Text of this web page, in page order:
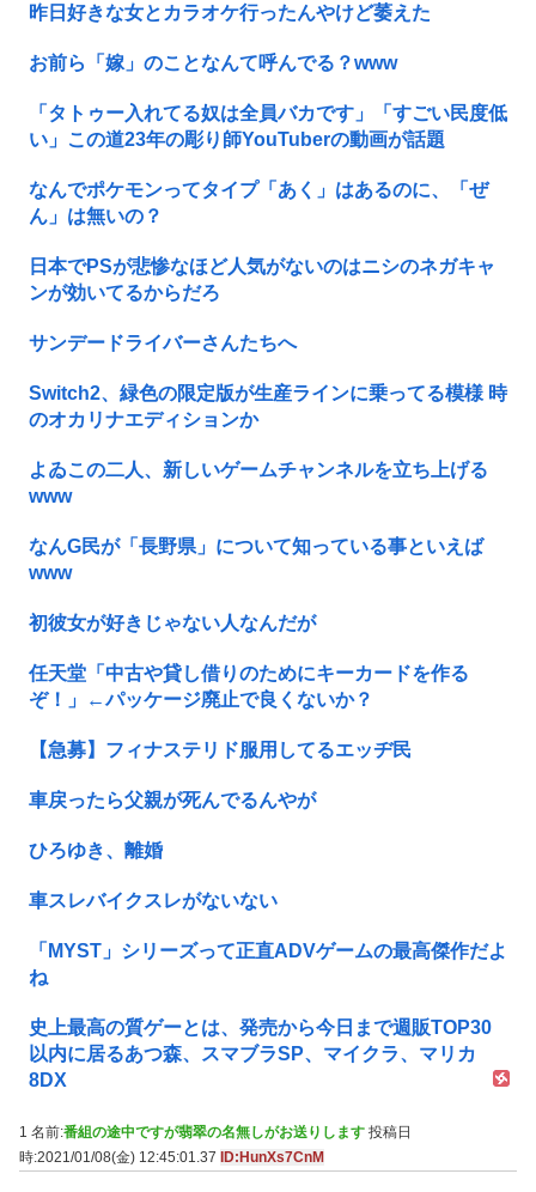
昨日好きな女とカラオケ行ったんやけど萎えた
お前ら「嫁」のことなんて呼んでる？www
「タトゥー入れてる奴は全員バカです」「すごい民度低
い」この道23年の彫り師YouTuberの動画が話題
なんでポケモンってタイプ「あく」はあるのに、「ぜ
ん」は無いの？
日本でPSが悲惨なほど人気がないのはニシのネガキャ
ンが効いてるからだろ
サンデードライバーさんたちへ
Switch2、緑色の限定版が生産ラインに乗ってる模様 時
のオカリナエディションか
よゐこの二人、新しいゲームチャンネルを立ち上げる
www
なんG民が「長野県」について知っている事といえば
www
初彼女が好きじゃない人なんだが
任天堂「中古や貸し借りのためにキーカードを作る
ぞ！」←パッケージ廃止で良くないか？
【急募】フィナステリド服用してるエッヂ民
車戻ったら父親が死んでるんやが
ひろゆき、離婚
車スレバイクスレがないない
「MYST」シリーズって正直ADVゲームの最高傑作だよ
ね
史上最高の質ゲーとは、発売から今日まで週販TOP30
以内に居るあつ森、スマブラSP、マイクラ、マリカ
8DX
1 名前:番組の途中ですが翡翠の名無しがお送りします 投稿日
時:2021/01/08(金) 12:45:01.37
ID:HunXs7CnM